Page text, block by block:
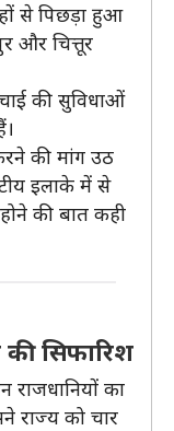
से पिछड़ा हुआ
और चित्तूर
की सुविधाओं
की मांग उठ
इलाके में से
की बात कही
की सिफारिश
राजधानियों का
राज्य को चार